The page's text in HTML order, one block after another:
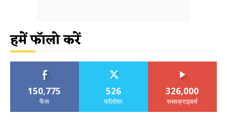
हमें फॉलो करें
150,775
फैंस
526
फॉलोवर
326,000
सब्सक्राइबर्स